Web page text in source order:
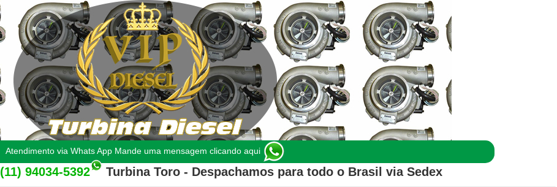
Atendimento via Whats App Mande uma mensagem clicando aqui
(11) 94034-5392 Turbina Toro - Despachamos para todo o Brasil via Sedex